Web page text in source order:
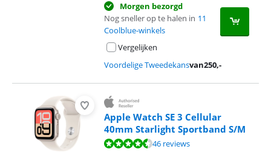
Morgen bezorgd
Nog sneller op te halen in 11
Coolblue-winkels
Vergelijken
Voordelige Tweedekansvan250,-
Apple Watch SE 3 Cellular
40mm Starlight Sportband S/M
Beoordeling is 9,0 van de 10, gebaseerd op 46 reviews.
46 reviews